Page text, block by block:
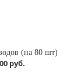
(на 80 шт)
руб.